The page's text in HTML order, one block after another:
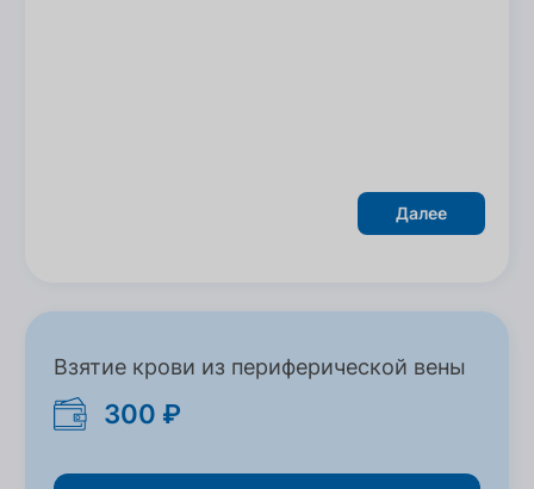
Далее
Взятие крови из периферической вены
300 ₽